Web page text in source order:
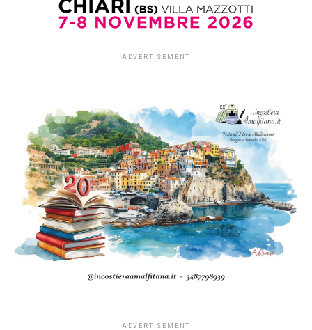
ADVERTISEMENT
ADVERTISEMENT